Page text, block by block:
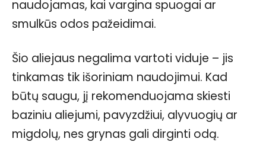
naudojamas, kai vargina spuogai ar
smulkūs odos pažeidimai.
Šio aliejaus negalima vartoti viduje – jis
tinkamas tik išoriniam naudojimui. Kad
būtų saugu, jį rekomenduojama skiesti
baziniu aliejumi, pavyzdžiui, alyvuogių ar
migdolų, nes grynas gali dirginti odą.